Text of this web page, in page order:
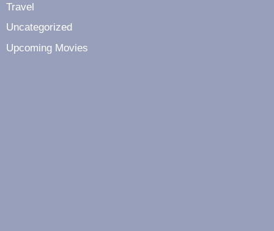
Travel
Uncategorized
Upcoming Movies